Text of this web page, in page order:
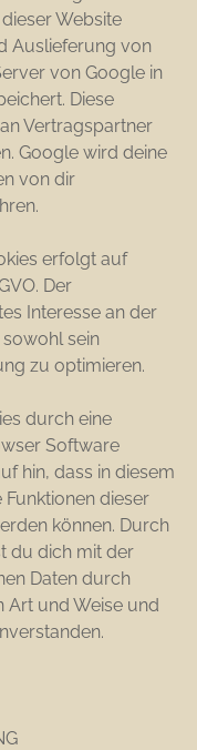
Website
Auslieferung von
von Google in
Diese
Vertragspartner
Google wird deine
von dir
erfolgt auf
Der
Interesse an der
sein
zu optimieren.
durch eine
Software
hin, dass in diesem
dieser
können. Durch
du dich mit der
Daten durch
Art und Weise und